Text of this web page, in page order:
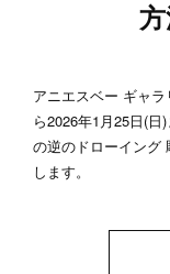
方
アニエスベー ギャ
ら2026年1月25日(
の逆のドローイング
します。